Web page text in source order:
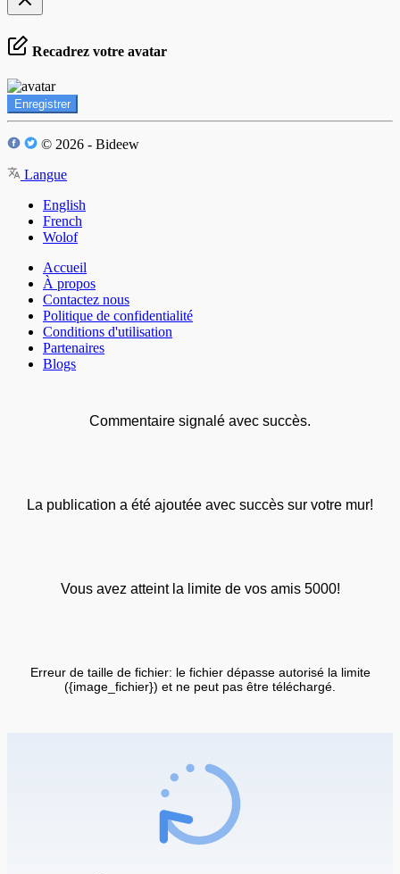
Recadrez votre avatar
Enregistrer
© 2026 - Bideew
Langue
English
French
Wolof
Accueil
À propos
Contactez nous
Politique de confidentialité
Conditions d'utilisation
Partenaires
Blogs
Commentaire signalé avec succès.
La publication a été ajoutée avec succès sur votre mur!
Vous avez atteint la limite de vos amis 5000!
Erreur de taille de fichier: le fichier dépasse autorisé la limite
({image_fichier}) et ne peut pas être téléchargé.